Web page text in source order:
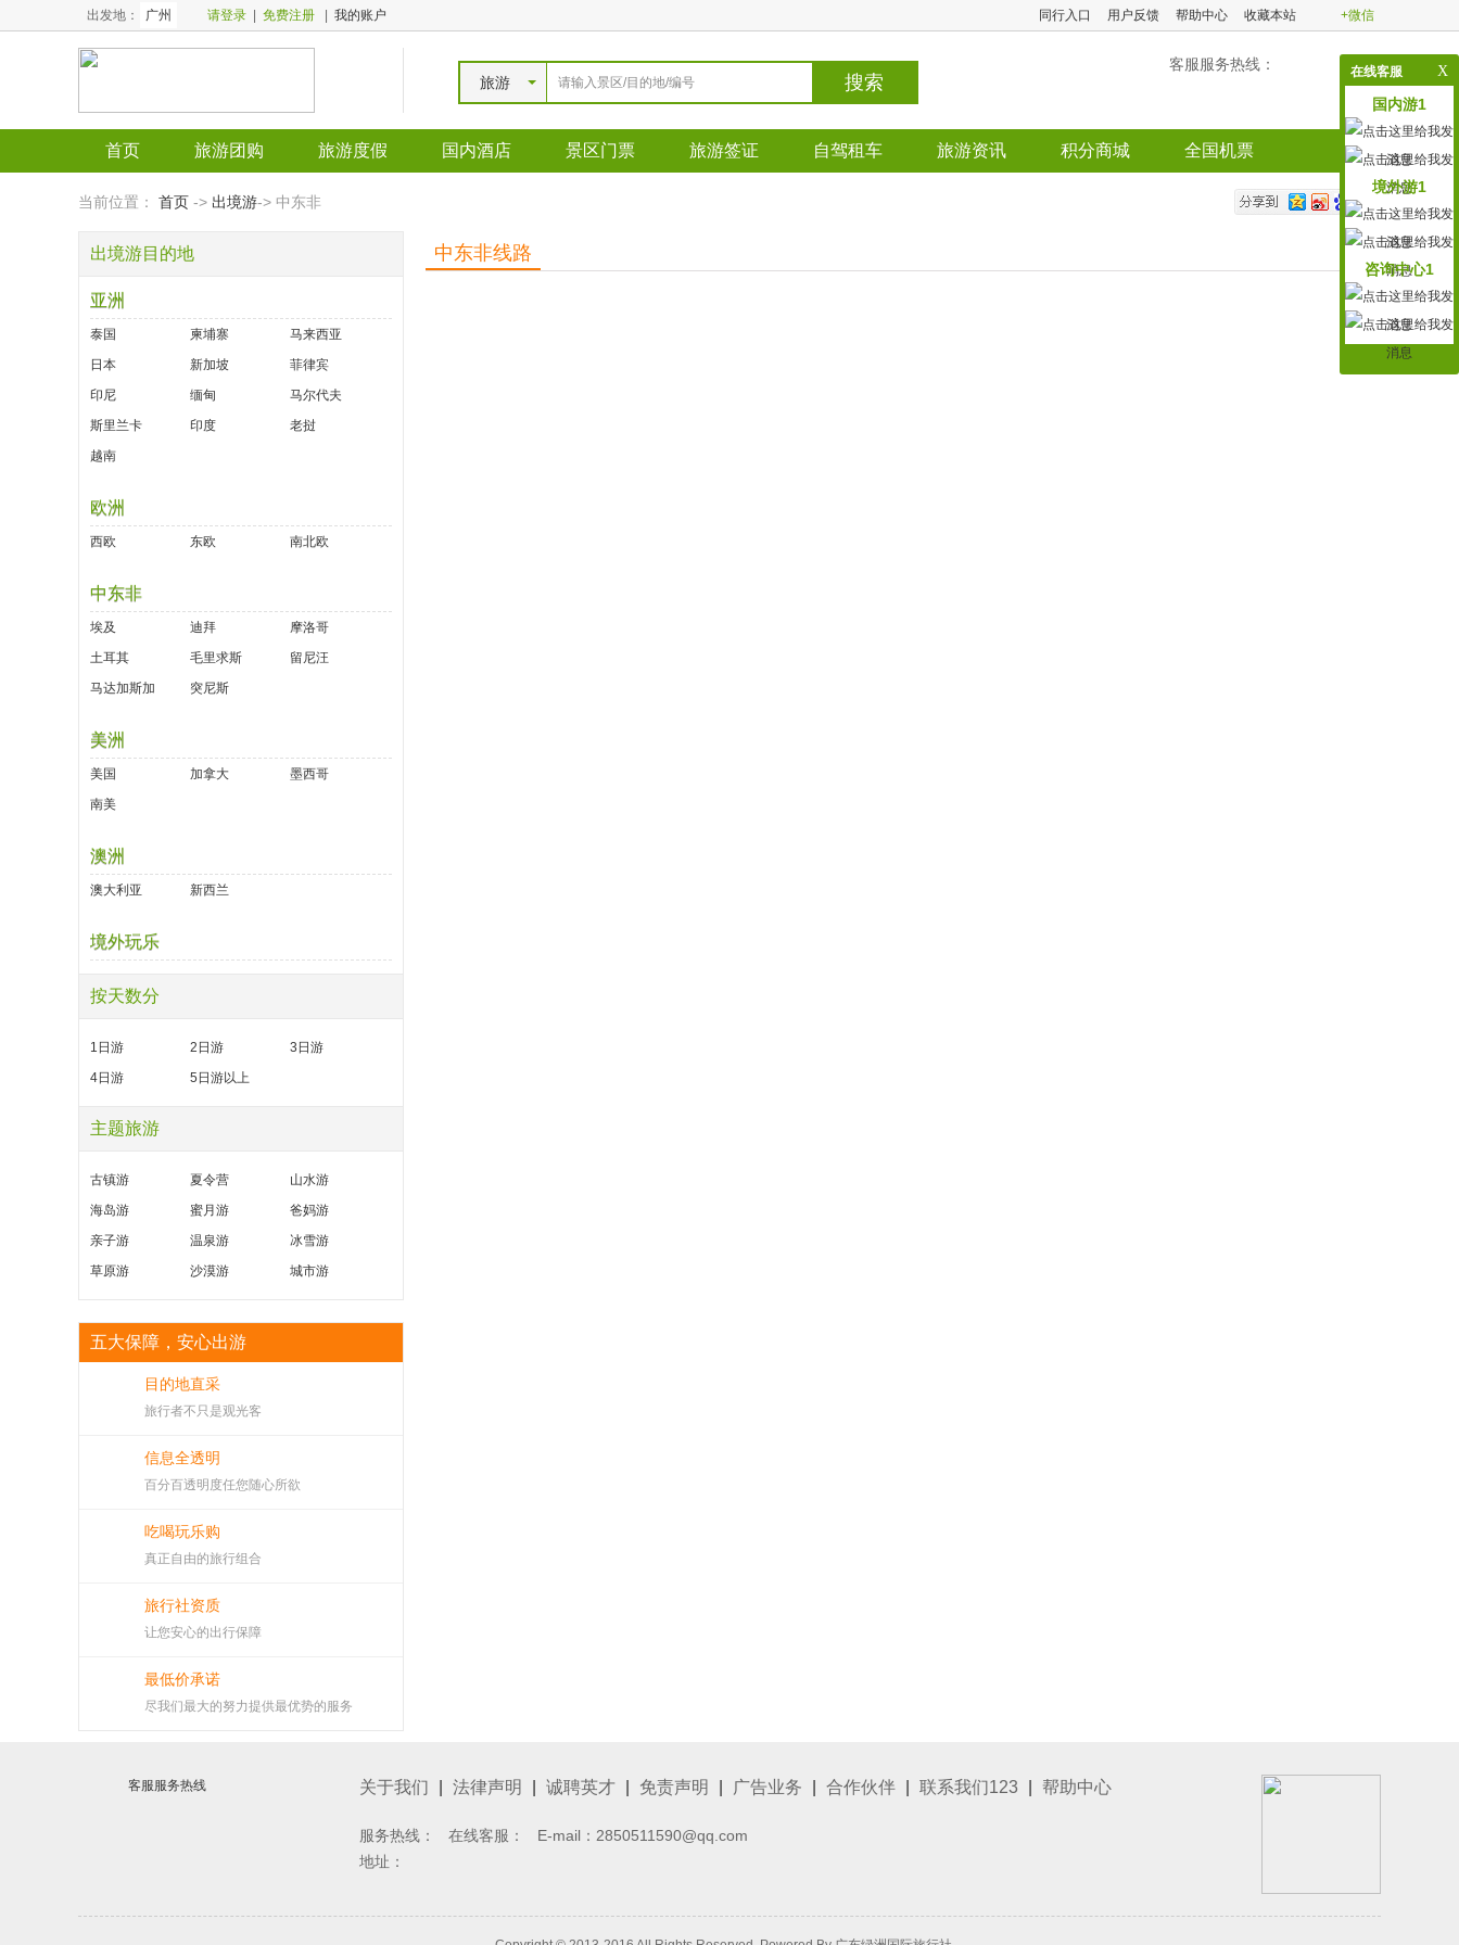
出发地： 广州 请登录 免费注册 我的账户 同行入口 用户反馈 帮助中心 收藏本站 +微信
旅游
客服服务热线：
首页 旅游团购 旅游度假 国内酒店 景区门票 旅游签证 自驾租车 旅游资讯 积分商城 全国机票
全国酒店 全国门票
当前位置： 首页 -> 出境游-> 中东非
出境游目的地
亚洲
泰国 柬埔寨
马来西亚
日本
新加坡
菲律宾
印尼
缅甸
马尔代夫
斯里兰卡
印度
老挝
越南
欧洲
西欧 东欧 南北欧
中东非
埃及 迪拜
摩洛哥
土耳其
毛里求斯
留尼汪
马达加斯加
突尼斯
美洲
美国 加拿大
墨西哥
南美
澳洲
澳大利亚 新西兰
境外玩乐
按天数分
1日游 2日游
3日游
4日游
5日游以上
主题旅游
古镇游 夏令营
山水游
海岛游
蜜月游
爸妈游
亲子游
温泉游
冰雪游
草原游
沙漠游 城市游
五大保障，安心出游
目的地直采
旅行者不只是观光客
信息全透明
百分百透明度任您随心所欲
吃喝玩乐购
真正自由的旅行组合
旅行社资质
让您安心的出行保障
最低价承诺
尽我们最大的努力提供最优势的服务
中东非线路
X
在线客服
国内游1
境外游1
咨询中心1
客服服务热线 关于我们 法律声明 诚聘英才 免责声明 广告业务 合作伙伴 联系我们123 帮助中心
服务热线： 在线客服：
E-mail：2850511590@qq.com
地址：